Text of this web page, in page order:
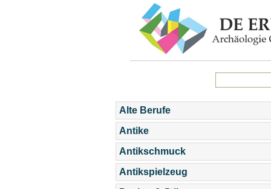
Alte Berufe
Antike
Antikschmuck
Antikspielzeug